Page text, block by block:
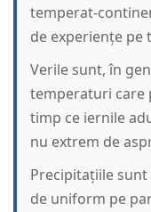
temperat-
de experiențe pe
Verile sunt, în
temperaturi care
timp ce iernile
nu extrem de
Precipitațiile
de uniform pe